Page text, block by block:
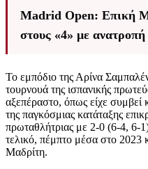
Madrid Open: Επική
στους «4» με ανατροπή
Το εμπόδιο της Αρίνα
τουρνουά της ισπανικής
αξεπέραστο, όπως είχε
της παγκόσμιας κατάταξης
πρωταθλήτριας με 2-0 (6-4, 6-1)
τελικό, πέμπτο μέσα στο 2023
Μαδρίτη.